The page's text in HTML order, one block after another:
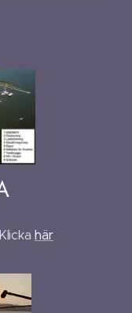
här